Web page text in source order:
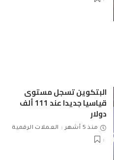
البتكوين تسجل مستوى
قياسيا جديدا عند 111 ألف
دولار
منذ 5 أشهر العملات الرقمية